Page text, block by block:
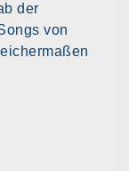
der
von